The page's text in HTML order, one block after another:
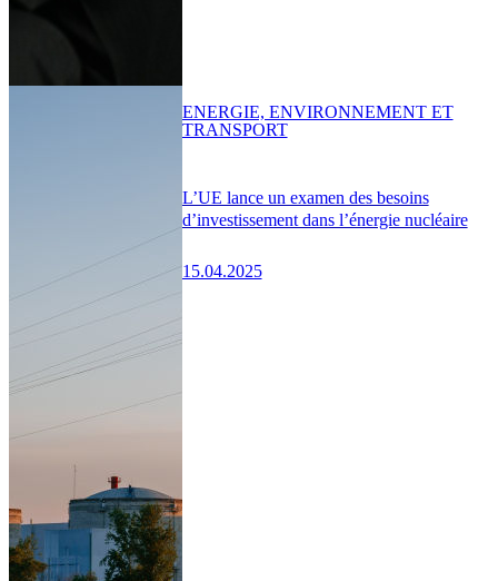
L’UE lance un examen des besoins
d’investissement dans l’énergie nucléaire
15.04.2025
ENERGIE, ENVIRONNEMENT ET
TRANSPORT